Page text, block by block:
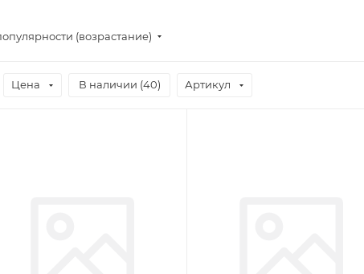
(возрастание)
Цена В наличии (40) Артикул